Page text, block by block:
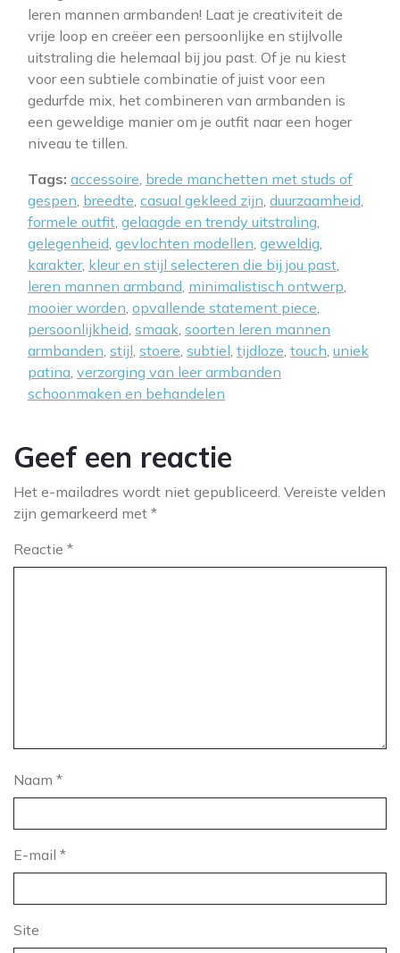
leren mannen armbanden! Laat je creativiteit de
vrije loop en creëer een persoonlijke en stijlvolle
uitstraling die helemaal bij jou past. Of je nu kiest
voor een subtiele combinatie of juist voor een
gedurfde mix, het combineren van armbanden is
een geweldige manier om je outfit naar een hoger
niveau te tillen.
Tags: accessoire, brede manchetten met studs of
gespen, breedte, casual gekleed zijn, duurzaamheid,
formele outfit, gelaagde en trendy uitstraling,
gelegenheid, gevlochten modellen, geweldig,
karakter, kleur en stijl selecteren die bij jou past,
leren mannen armband, minimalistisch ontwerp,
mooier worden, opvallende statement piece,
persoonlijkheid, smaak, soorten leren mannen
armbanden, stijl, stoere, subtiel, tijdloze, touch, uniek
patina, verzorging van leer armbanden
schoonmaken en behandelen
Geef een reactie
Het e-mailadres wordt niet gepubliceerd. Vereiste velden
zijn gemarkeerd met *
Reactie *
Naam *
E-mail *
Site